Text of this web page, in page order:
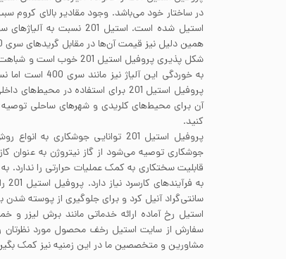
در ساختار خود می‌باشد. وجود مقادیر بالای کروم
همین دلیل نیز قیمت آن‌ها در مقابل گریدهای سری 300 مناسب‌تر است.
پروفیل استیل 201 برای استفاده در
کنید.
پروفیل استیل 201 توانایی جوشکاری
سانتی‌گراد آنیل کرد و برای جلوگیری از پوسته شدن بهتر است از
استیل رخ آماده ارائه خدماتی مانند برش لیزر
سفارش از سایت استیل رخف محصول مورد نظرتان
مشاورین و متخصصین ما در این زمنیه نیز کمک